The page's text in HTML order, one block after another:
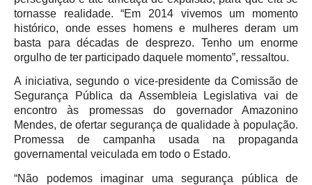
tornasse realidade. “Em 2014 vivemos um momento
histórico, onde esses homens e mulheres deram um
basta para décadas de desprezo. Tenho um enorme
orgulho de ter participado daquele momento”, ressaltou.
A iniciativa, segundo o vice-presidente da Comissão de
Segurança Pública da Assembleia Legislativa vai de
encontro às promessas do governador Amazonino
Mendes, de ofertar segurança de qualidade à população.
Promessa de campanha usada na propaganda
governamental veiculada em todo o Estado.
“Não podemos imaginar uma segurança pública de